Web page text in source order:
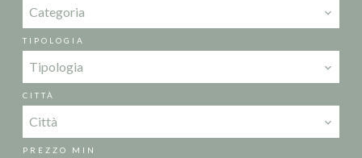
Categoria
TIPOLOGIA
Tipologia
CITTÀ
Città
PREZZO MIN